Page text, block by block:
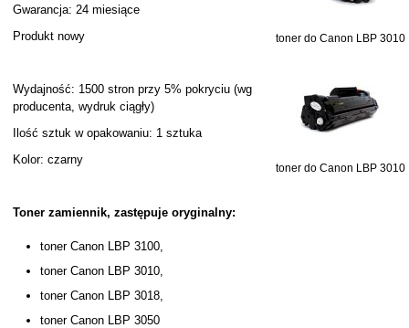
toner do Canon LBP 3010
toner do Canon LBP 3010
Gwarancja: 24 miesiące
Produkt nowy
Wydajność: 1500 stron przy 5% pokryciu (wg
producenta, wydruk ciągły)
Ilość sztuk w opakowaniu: 1 sztuka
Kolor: czarny
Toner zamiennik, zastępuje oryginalny:
toner Canon LBP 3100,
toner Canon LBP 3010,
toner Canon LBP 3018,
toner Canon LBP 3050